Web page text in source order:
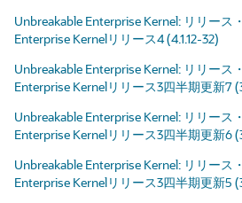
Unbreakable Enterprise Kernel: リリース
Enterprise Kernelリリース4 (4.1.12-32)
Unbreakable Enterprise Kernel: リリース
Enterprise Kernelリリース3四半期更新7
Unbreakable Enterprise Kernel: リリース
Enterprise Kernelリリース3四半期更新6
Unbreakable Enterprise Kernel: リリース
Enterprise Kernelリリース3四半期更新5